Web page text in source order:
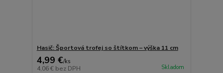
Hasič: Športová trofej so štítkom – výška 11 cm
4,99 €/ks
4,06 € bez DPH Skladom